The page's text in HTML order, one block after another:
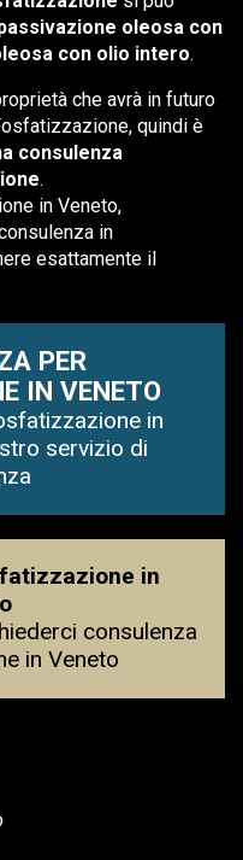
oleosa con
con olio intero.
che avrà in futuro
quindi è
consulenza
.
in Veneto,
in
esattamente il
PER
IN VENETO
in
servizio di
in
consulenza
in Veneto